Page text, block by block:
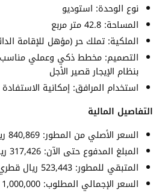
نوع الوحدة: استوديو
المساحة: 42.8 متر مربع
الملكية: تملك حر (مؤهل للإقامة
التصميم: مخطط ذكي وعملي مناسب
بنظام الإيجار قصير الأجل
استخدام المرافق: إمكانية
التفاصيل المالية
السعر الأصلي من المطور: 840,869 ريال قطري
المبلغ المدفوع حتى الآن: 317,426 ريال قطري
المتبقي للمطور: 523,443 ريال قطري
السعر الإجمالي المطلوب: 1,000,000 ريال قطري